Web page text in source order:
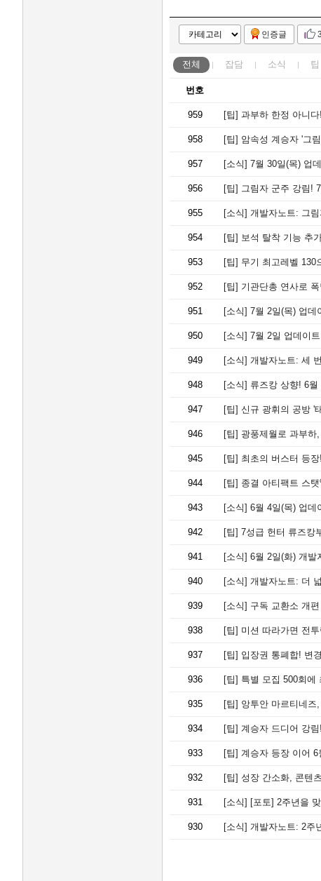
인증글
전체 잡담 소식 팁
번호
959 [팁] 과부하 한정 아니
958 [팁] 암속성 계승자 '그
957 [소식] 7월 30일(목) 업
956 [팁] 그림자 군주 강림!
955 [소식] 개발자노트: 그
954 [팁] 보석 탈착 기능 추
953 [팁] 무기 최고레벨 130
952 [팁] 기관단총 연사로
951 [소식] 7월 2일(목) 업데
950 [소식] 7월 2일 업데이
949 [소식] 개발자노트: 세
948 [소식] 류즈캉 상향! 6월
947 [팁] 신규 광휘의 공방 '
946 [팁] 광풍제월로 과부하,
945 [팁] 최초의 버스터 등
944 [팁] 종결 아티팩트 스
943 [소식] 6월 4일(목) 업데
942 [팁] 7성급 헌터 류즈캉
941 [소식] 6월 2일(화) 개발
940 [소식] 개발자노트: 더
939 [소식] 구독 교환소 개
938 [팁] 미션 따라가면 전
937 [팁] 입장권 통폐합! 변
936 [팁] 특별 모집 500회에
935 [팁] 앙투안 마르티네즈,
934 [팁] 계승자 드디어 강
933 [팁] 계승자 등장 이어 6월
932 [팁] 성장 간소화, 콘텐츠
931 [소식] [포토] 2주년을 맞아
930 [소식] 개발자노트: 2주